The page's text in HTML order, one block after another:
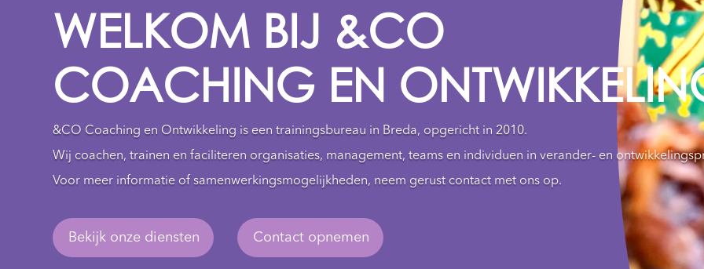
WELKOM BIJ &CO
COACHING EN
&CO Coaching en Ontwikkeling is een trainingsbureau in Breda, opgericht in 2010.
Wij coachen, trainen en faciliteren organisaties, management, teams en individuen in verander- en
Voor meer informatie of samenwerkingsmogelijkheden, neem gerust contact met ons op.
Bekijk onze diensten Contact opnemen